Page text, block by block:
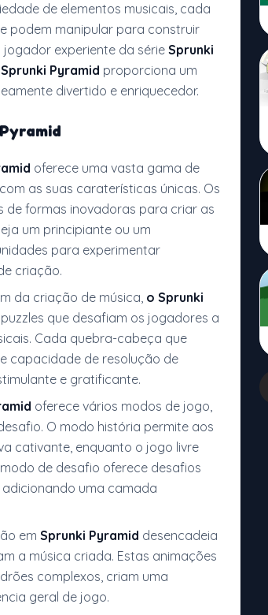
de elementos musicais, cada
podem manipular para construir
experiente da série Sprunki
Pyramid proporciona um
divertido e enriquecedor.
oferece uma vasta gama de
as suas caraterísticas únicas. Os
de formas inovadoras para criar as
um principiante ou um
para experimentar
criação.
da criação de música, o Sprunki
que desafiam os jogadores a
Cada quebra-cabeça que
capacidade de resolução de
e gratificante.
oferece vários modos de jogo,
O modo história permite aos
cativante, enquanto o jogo livre
de desafio oferece desafios
uma camada
em Sprunki Pyramid desencadeia
a música criada. Estas animações
complexos, criam uma
geral de jogo.